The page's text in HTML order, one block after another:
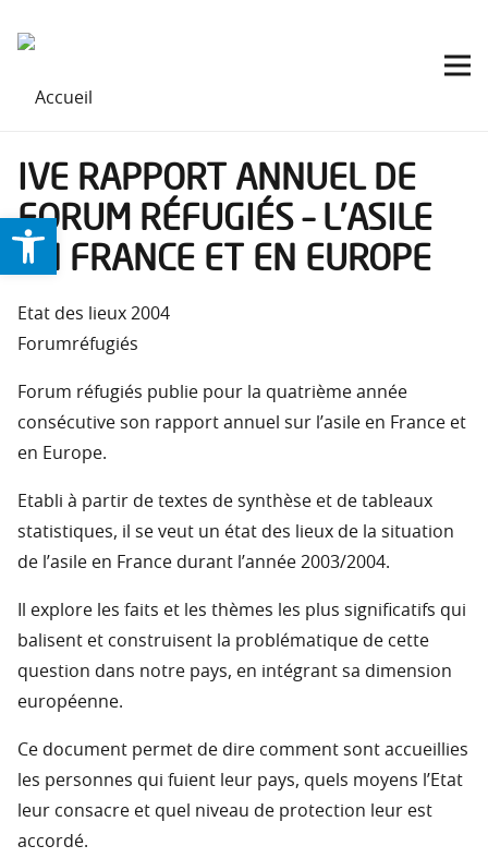
IVE RAPPORT ANNUEL DE
FORUM RÉFUGIÉS – L’ASILE
EN FRANCE ET EN EUROPE
Etat des lieux 2004
Forumréfugiés
Forum réfugiés publie pour la quatrième année
consécutive son rapport annuel sur l’asile en France et
en Europe.
Etabli à partir de textes de synthèse et de tableaux
statistiques, il se veut un état des lieux de la situation
de l’asile en France durant l’année 2003/2004.
Il explore les faits et les thèmes les plus significatifs qui
balisent et construisent la problématique de cette
question dans notre pays, en intégrant sa dimension
européenne.
Ce document permet de dire comment sont accueillies
les personnes qui fuient leur pays, quels moyens l’Etat
leur consacre et quel niveau de protection leur est
accordé.
Ouvrir la barre d’outils